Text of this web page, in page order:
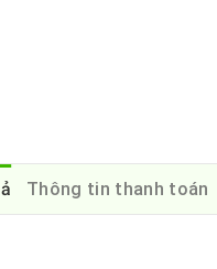
Thông tin thanh toán